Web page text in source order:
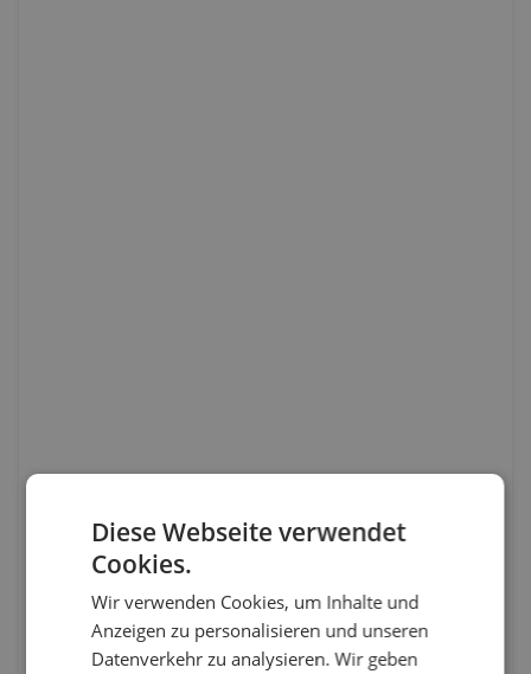
Diese Webseite verwendet
Cookies.
Wir verwenden Cookies, um Inhalte und
Anzeigen zu personalisieren und unseren
Datenverkehr zu analysieren. Wir geben